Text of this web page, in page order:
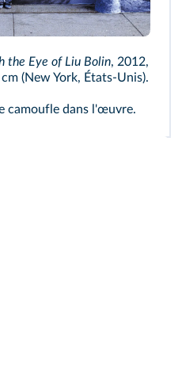
the Eye of Liu Bolin, 2012,
(New York, États‑Unis).
camoufle dans l'œuvre.